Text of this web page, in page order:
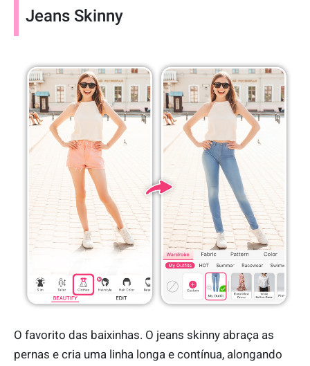
Jeans Skinny
O favorito das baixinhas. O jeans skinny abraça as
pernas e cria uma linha longa e contínua, alongando